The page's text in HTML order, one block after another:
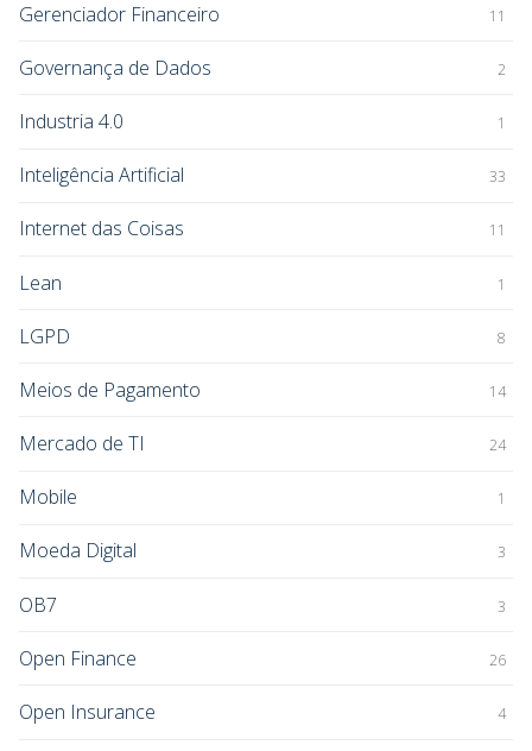
Gerenciador Financeiro 11
Governança de Dados 2
Industria 4.0 1
Inteligência Artificial 33
Internet das Coisas 11
Lean 1
LGPD 8
Meios de Pagamento 14
Mercado de TI 24
Mobile 1
Moeda Digital 3
OB7 3
Open Finance 26
Open Insurance 4